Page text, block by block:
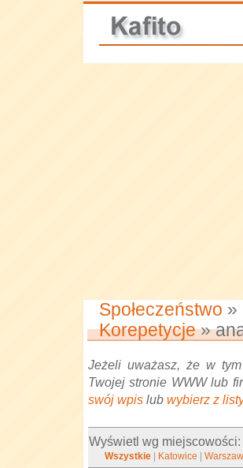
Społeczeństwo »
Korepetycje»
Jeżeli uważasz, że w
Twojej stronie WWW lub
swój wpis lub wybierz z
Wyświetl wg miejscowości:
Wszystkie Katowice |